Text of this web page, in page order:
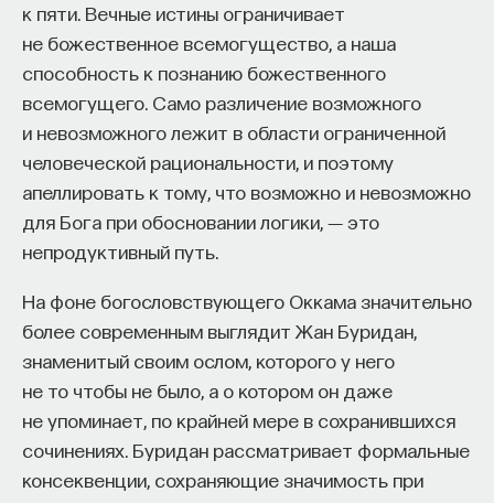
к пяти. Вечные истины ограничивает
не божественное всемогущество, а наша
способность к познанию божественного
всемогущего. Само различение возможного
и невозможного лежит в области ограниченной
человеческой рациональности, и поэтому
апеллировать к тому, что возможно и невозможно
для Бога при обосновании логики, ― это
непродуктивный путь.
На фоне богословствующего Оккама значительно
более современным выглядит Жан Буридан,
знаменитый своим ослом, которого у него
не то чтобы не было, а о котором он даже
не упоминает, по крайней мере в сохранившихся
сочинениях. Буридан рассматривает формальные
консеквенции, сохраняющие значимость при
Это впоследствии приведет к все большим
и большим вопросам со стороны уже нового
поколения, более молодого: как же так? Где же
та самая денацификация, о которой шла речь?
Почему новое государство создается руками
бывших палачей и бывших приспешников
национал-социализма? На все эти вопросы
Конрад Аденауэр предпочитал не отвечать
и говорил о профессионализме своих
зрения, но, еще раз повторю, она очень
амбивалентная.
Помимо этого, в период канцлерства Аденауэра
происходит создание социально
ориентированной рыночной экономики и той
модели социальных отношений, которая стала